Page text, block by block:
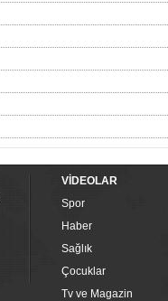
VİDEOLAR
Spor
Haber
Sağlık
Çocuklar
Tv ve Magazin